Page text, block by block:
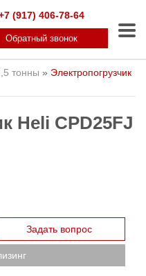
(917) 406-78-64
Обратный звонок
тонны » Электропогрузчик
Heli CPD25FJ
Задать вопрос